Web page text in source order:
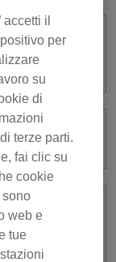
1TB
il
per
su
di
terze parti.
fai clic su
cookie
sono
web e
tue